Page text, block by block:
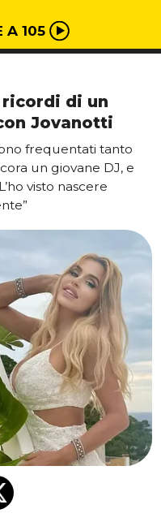
A 105
di un
Jovanotti
frequentati tanto
un giovane DJ, e
visto nascere